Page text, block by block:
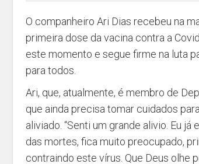
O companheiro Ari Dias recebeu na
primeira dose da vacina contra a
este momento e segue firme na luta
para todos.
Ari, que, atualmente, é membro de
que ainda precisa tomar cuidados
aliviado. “Senti um grande alivio. Eu
das mortes, fica muito preocupado,
contraindo este vírus. Que Deus olhe